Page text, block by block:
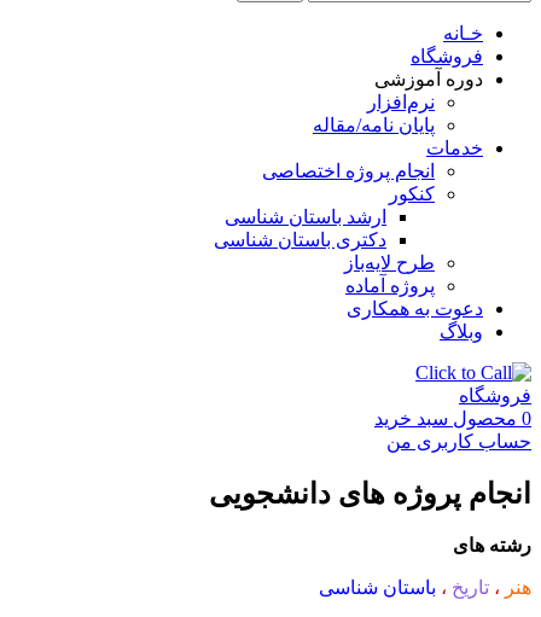
خـانه
فروشگاه
دوره آموزشی
نرم‌افزار
پایان نامه/مقاله
خدمات
انجام پروژه اختصاصی
کنکور
ارشد باستان شناسی
دکتری باستان شناسی
طرح لایه‌باز
پروژه آماده
دعوت به همکاری
وبلاگ
فروشگاه
0 محصول سبد خرید
حساب کاربری من
انجام پروژه های دانشجویی
رشته های
هنر ، تاریخ ، باستان شناسی